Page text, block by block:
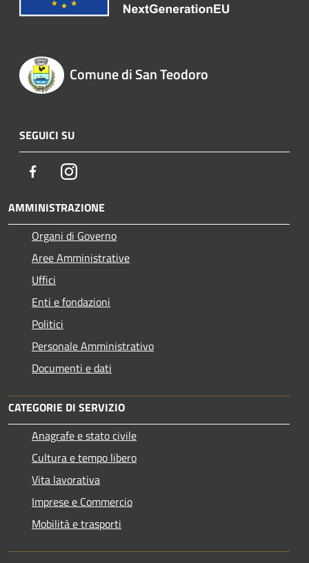
Comune di San Teodoro
SEGUICI SU
FacebookInstagram
AMMINISTRAZIONE
Organi di Governo
Aree Amministrative
Uffici
Enti e fondazioni
Politici
Personale Amministrativo
Documenti e dati
CATEGORIE DI SERVIZIO
Anagrafe e stato civile
Cultura e tempo libero
Vita lavorativa
Imprese e Commercio
Mobilità e trasporti